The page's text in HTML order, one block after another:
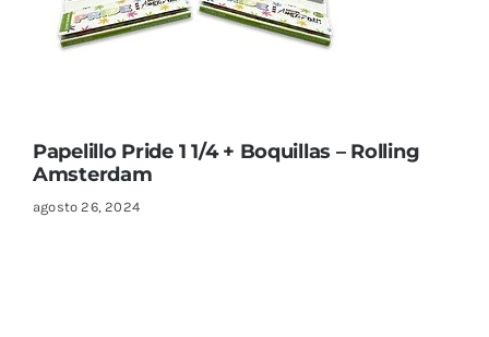
Papelillo Pride 1 1/4 + Boquillas – Rolling
Amsterdam
agosto 26, 2024